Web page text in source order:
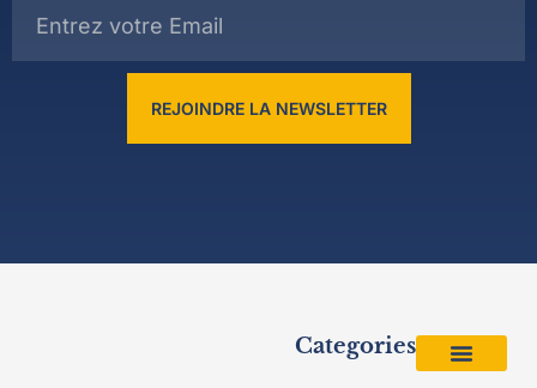
REJOINDRE LA NEWSLETTER
Categories